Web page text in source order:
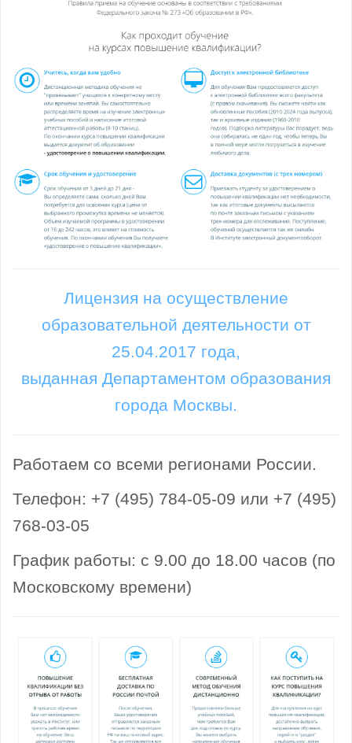
Лицензия на осуществление
образовательной деятельности от
25.04.2017 года,
выданная Департаментом образования
города Москвы.
Работаем со всеми регионами России.
Телефон: +7 (495) 784-05-09 или +7 (495)
768-03-05
График работы: с 9.00 до 18.00 часов (по
Московскому времени)